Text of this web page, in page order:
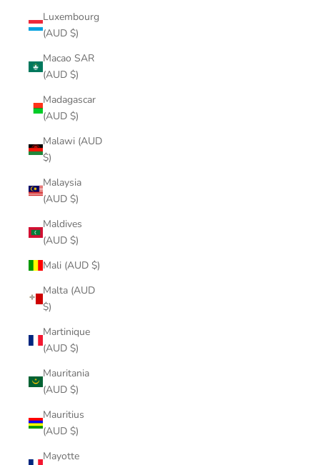
Luxembourg
(AUD $)
Macao SAR
(AUD $)
Madagascar
(AUD $)
Malawi (AUD
$)
Malaysia
(AUD $)
Maldives
(AUD $)
Mali (AUD $)
Malta (AUD
$)
Martinique
(AUD $)
Mauritania
(AUD $)
Mauritius
(AUD $)
Mayotte